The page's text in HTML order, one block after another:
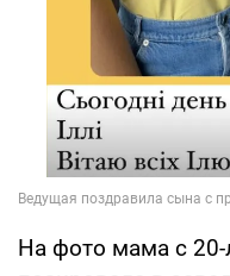
На фото мама с